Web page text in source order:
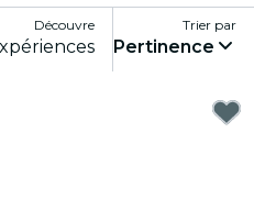
Découvre Trier par
Pertinence